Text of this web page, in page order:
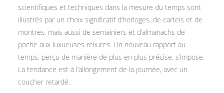
scientifiques et techniques dans la mesure du temps sont
illustrés par un choix significatif d’horloges, de cartels et de
montres, mais aussi de semainiers et d’almanachs de
poche aux luxueuses reliures. Un nouveau rapport au
temps, perçu de manière de plus en plus précise, s’impose.
La tendance est à l’allongement de la journée, avec un
coucher retardé.